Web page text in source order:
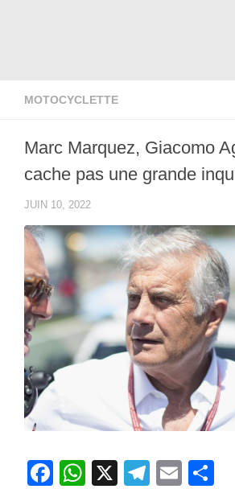
MOTOCYCLETTE
Marc Marquez, Giacomo
cache pas une grande
JUIN 10, 2022
Facebook
WhatsApp
X Email